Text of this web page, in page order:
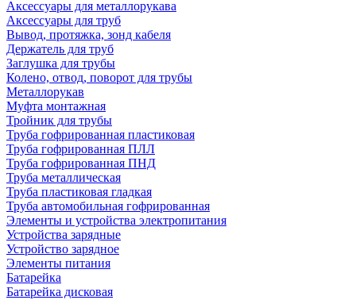
Аксессуары для металлорукава
Аксессуары для труб
Вывод, протяжка, зонд кабеля
Держатель для труб
Заглушка для трубы
Колено, отвод, поворот для трубы
Металлорукав
Муфта монтажная
Тройник для трубы
Труба гофрированная пластиковая
Труба гофрированная ПЛЛ
Труба гофрированная ПНД
Труба металлическая
Труба пластиковая гладкая
Труба автомобильная гофрированная
Элементы и устройства электропитания
Устройства зарядные
Устройство зарядное
Элементы питания
Батарейка
Батарейка дисковая